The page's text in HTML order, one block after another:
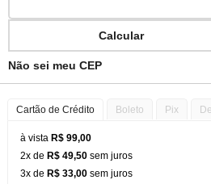
Calcular
Não sei meu CEP
Cartão de Crédito Boleto Pix
à vista R$ 99,00
2x de R$ 49,50 sem juros
3x de R$ 33,00 sem juros